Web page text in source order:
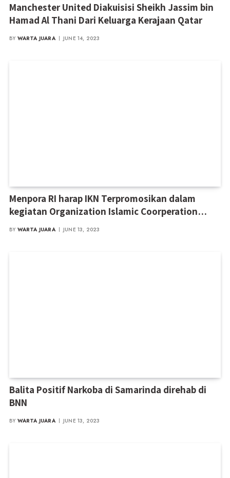
Manchester United Diakuisisi Sheikh Jassim bin
Hamad Al Thani Dari Keluarga Kerajaan Qatar
BY WARTA JUARA JUNE 14, 2023
Menpora RI harap IKN Terpromosikan dalam
kegiatan Organization Islamic Coorperation
Culture Activity (OICCA) 2023 di Kaltim
BY WARTA JUARA JUNE 13, 2023
Balita Positif Narkoba di Samarinda direhab di
BNN
BY WARTA JUARA JUNE 13, 2023